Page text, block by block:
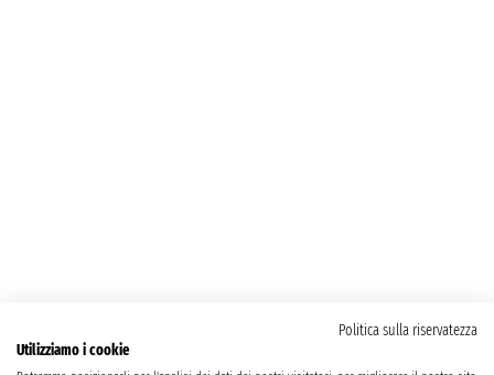
Politica sulla riservatezza
Utilizziamo i cookie